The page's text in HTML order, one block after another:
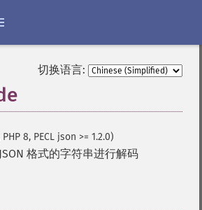
切换语言:
8, PECL json >= 1.2.0)
格式的字符串进行解码